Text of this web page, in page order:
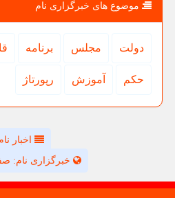
موضوع های خبرگزاری نام
دولت مجلس برنامه
حكم آموزش رپورتاژ
اخبار
خبرگزاری نام: